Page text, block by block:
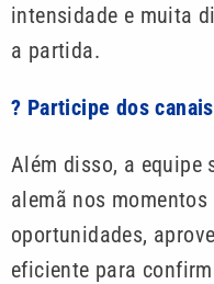
intensidade e muita
a partida.
? Participe dos
Além disso, a equipe
alemã nos
oportunidades,
eficiente para